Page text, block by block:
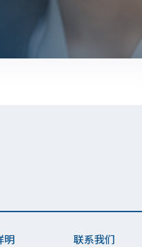
明 联系我们